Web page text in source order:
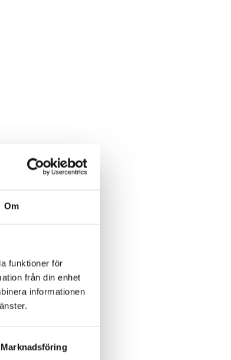
Om
funktioner för
från din enhet
informationen
Marknadsföring